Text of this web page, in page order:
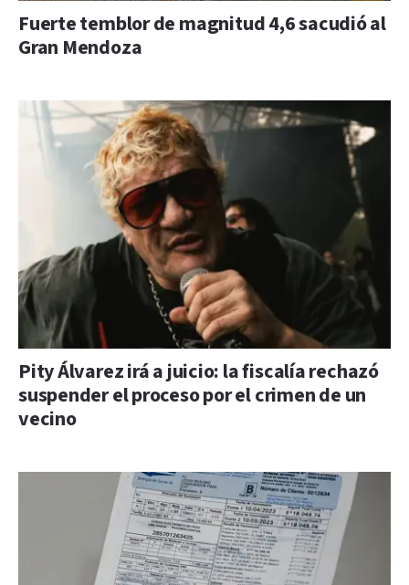
Fuerte temblor de magnitud 4,6 sacudió al
Gran Mendoza
Pity Álvarez irá a juicio: la fiscalía rechazó
suspender el proceso por el crimen de un
vecino